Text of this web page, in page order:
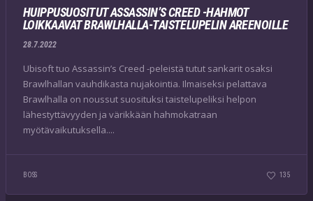
HUIPPUSUOSITUT ASSASSIN’S CREED -HAHMOT
LOIKKAAVAT BRAWLHALLA-TAISTELUPELIN AREENOILLE
28.7.2022
Ubisoft tuo Assassin’s Creed -peleistä tutut sankarit osaksi
Brawlhallan vauhdikasta nujakointia. Ilmaiseksi pelattava
Brawlhalla on noussut suosituksi taistelupeliksi helpon
lähestyttävyyden ja värikkään hahmokatraan
myötävaikutuksella....
BOSS 135